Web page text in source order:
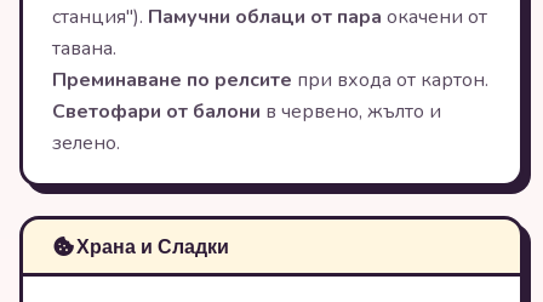
станция"). Памучни облаци от пара окачени от
тавана.
Преминаване по релсите при входа от картон.
Светофари от балони в червено, жълто и
зелено.
Храна и Сладки